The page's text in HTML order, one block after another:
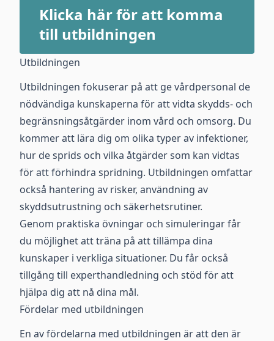
Klicka här för att komma
till utbildningen
Utbildningen
Utbildningen fokuserar på att ge vårdpersonal de
nödvändiga kunskaperna för att vidta skydds- och
begränsningsåtgärder inom vård och omsorg. Du
kommer att lära dig om olika typer av infektioner,
hur de sprids och vilka åtgärder som kan vidtas
för att förhindra spridning. Utbildningen omfattar
också hantering av risker, användning av
skyddsutrustning och säkerhetsrutiner.
Genom praktiska övningar och simuleringar får
du möjlighet att träna på att tillämpa dina
kunskaper i verkliga situationer. Du får också
tillgång till experthandledning och stöd för att
hjälpa dig att nå dina mål.
Fördelar med utbildningen
En av fördelarna med utbildningen är att den är